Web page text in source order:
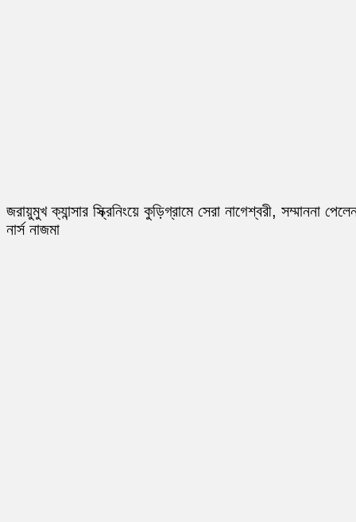
জরায়ুমুখ ক্যান্সার স্ক্রিনিংয়ে কুড়িগ্রামে সেরা নাগেশ্বরী, সম্মাননা
নার্স নাজমা